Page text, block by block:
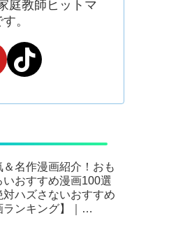
庭教師ヒットマ
。
＆名作漫画紹介！おも
いおすすめ漫画100選
対ハズさないおすすめ
ンキング】｜